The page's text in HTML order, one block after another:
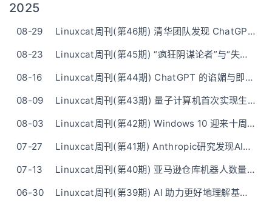
2025
08-29
Linuxcat周刊(第46期) 清华团队发现 ChatGPT 中文词表污染高达 46.6%，含大量色情赌博词汇
08-23
Linuxcat周刊(第45期) “疯狂阴谋论者”与“失控喜剧人”：Grok的AI人格指令被曝光
08-16
Linuxcat周刊(第44期) ChatGPT 的谄媚与即兴表演能让心智健全的人相信自己是超级英雄
08-09
Linuxcat周刊(第43期) 量子计算机首次实现生成“认证的真正随机”数字
08-03
Linuxcat周刊(第42期) Windows 10 迎来十周年，将于明年停止支持
07-27
Linuxcat周刊(第41期) Anthropic研究发现AI反常现象：思考时间越长模型表现越差
07-13
Linuxcat周刊(第40期) 亚马逊仓库机器人数量首次接近人类员工
06-30
Linuxcat周刊(第39期) AI 助力更好地理解基因组